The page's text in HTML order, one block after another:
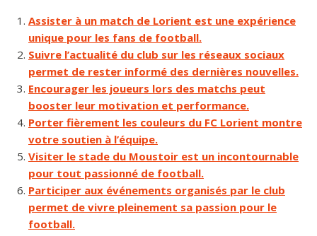
Assister à un match de Lorient est une expérience
unique pour les fans de football.
Suivre l’actualité du club sur les réseaux sociaux
permet de rester informé des dernières nouvelles.
Encourager les joueurs lors des matchs peut
booster leur motivation et performance.
Porter fièrement les couleurs du FC Lorient montre
votre soutien à l’équipe.
Visiter le stade du Moustoir est un incontournable
pour tout passionné de football.
Participer aux événements organisés par le club
permet de vivre pleinement sa passion pour le
football.